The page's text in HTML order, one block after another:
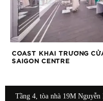
COAST KHAI TRƯƠNG
SAIGON CENTRE
Tầng 4, tòa nhà 19M